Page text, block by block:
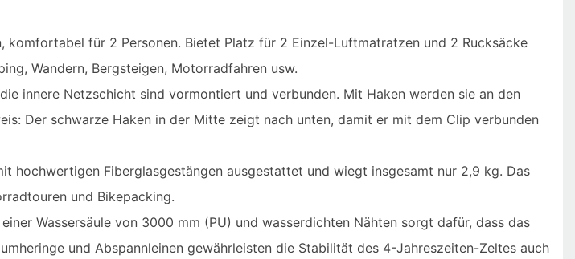
komfortabel für 2 Personen. Bietet Platz für 2 Einzel-Luftmatratzen und 2 Rucksäcke
Wandern, Bergsteigen, Motorradfahren usw.
innere Netzschicht sind vormontiert und verbunden. Mit Haken werden sie an den
Der schwarze Haken in der Mitte zeigt nach unten, damit er mit dem Clip verbunden
hochwertigen Fiberglasgestängen ausgestattet und wiegt insgesamt nur 2,9 kg. Das
und Bikepacking.
Wassersäule von 3000 mm (PU) und wasserdichten Nähten sorgt dafür, dass das
und Abspannleinen gewährleisten die Stabilität des 4-Jahreszeiten-Zeltes auch